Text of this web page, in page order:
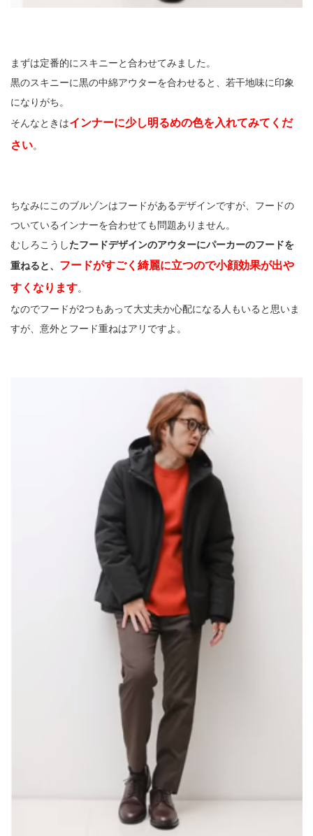
まずは定番的にスキニーと合わせてみました。
黒のスキニーに黒の中綿アウターを合わせると、若干地味に印象
になりがち。
そんなときはインナーに少し明るめの色を入れてみてくだ
さい。
ちなみにこのブルゾンはフードがあるデザインですが、フードの
ついているインナーを合わせても問題ありません。
むしろこうしたフードデザインのアウターにパーカーのフードを
重ねると、 フードがすごく綺麗に立つので小顔効果が出や
すくなります。
なのでフードが2つもあって大丈夫か心配になる人もいると思いま
すが、意外とフード重ねはアリですよ。